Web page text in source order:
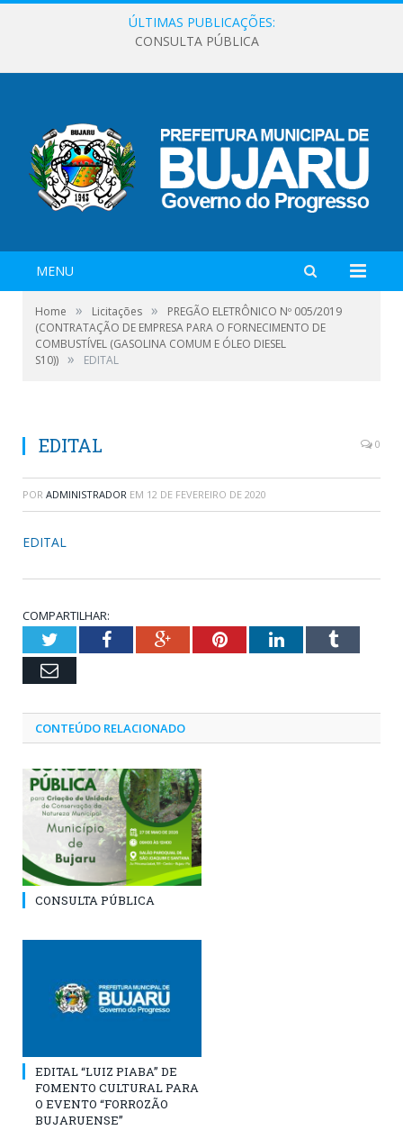
ÚLTIMAS PUBLICAÇÕES:
CONSULTA PÚBLICA
MENU
Home » Licitações »
PREGÃO ELETRÔNICO Nº 005/2019
(CONTRATAÇÃO DE EMPRESA PARA O FORNECIMENTO DE
COMBUSTÍVEL (GASOLINA COMUM E ÓLEO DIESEL
S10)) » EDITAL
EDITAL 0
POR ADMINISTRADOR EM 12 DE FEVEREIRO DE 2020
EDITAL
COMPARTILHAR:
TwitterFacebookGoogle+PinterestLinkedInTumblr
Email
CONTEÚDO RELACIONADO
CONSULTA PÚBLICA
EDITAL “LUIZ PIABA” DE
FOMENTO CULTURAL PARA
O EVENTO “FORROZÃO
BUJARUENSE”